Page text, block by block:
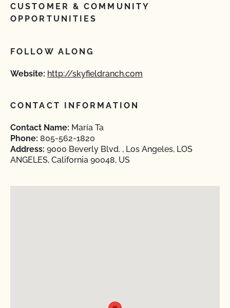
CUSTOMER & COMMUNITY
OPPORTUNITIES
FOLLOW ALONG
Website: http://skyfieldranch.com
CONTACT INFORMATION
Contact Name: María Ta
Phone: 805-562-1820
Address: 9000 Beverly Blvd. , Los Angeles, LOS
ANGELES, California 90048, US